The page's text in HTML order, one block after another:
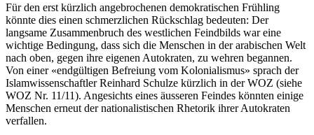
Für den erst kürzlich angebrochenen demokratischen Frühling
könnte dies einen schmerzlichen Rückschlag bedeuten: Der
langsame Zusammenbruch des westlichen Feindbilds war eine
wichtige Bedingung, dass sich die Menschen in der arabischen Welt
nach oben, gegen ihre eigenen Autokraten, zu wehren begannen.
Von einer «endgültigen Befreiung vom Kolonialismus» sprach der
Islamwissenschaftler Reinhard Schulze kürzlich in der WOZ (siehe
WOZ Nr. 11/11). Angesichts eines äusseren Feindes könnten einige
Menschen erneut der nationalistischen Rhetorik ihrer Autokraten
verfallen.